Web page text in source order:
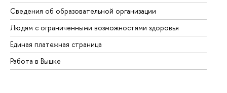
Сведения об образовательной организации
Людям с ограниченными возможностями здоровья
Единая платежная страница
Работа в Вышке